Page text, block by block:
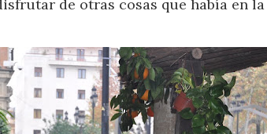
de otras cosas que había en